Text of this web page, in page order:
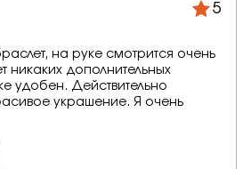
5
на руке смотрится очень
никаких дополнительных
украшение. Я очень